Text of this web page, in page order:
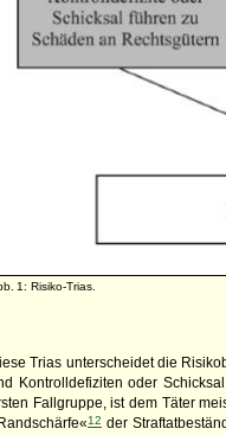
1: Risiko-Trias.
Trias unterscheidet die
Kontrolldefiziten oder
Fallgruppe, ist dem Täter
12 der